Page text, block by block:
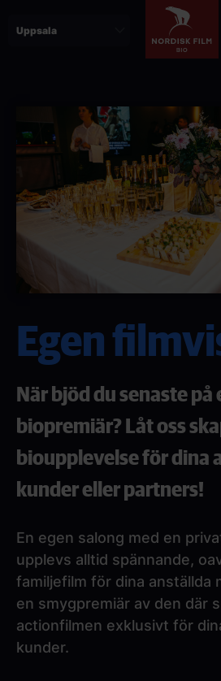
Egen
När bjöd du senaste på
biopremiär? Låt oss
bioupplevelse för dina
kunder eller partners!
En egen salong med en
upplevs alltid spännande,
familjefilm för dina anställda
en smygpremiär av den där
actionfilmen exklusivt för
kunder.